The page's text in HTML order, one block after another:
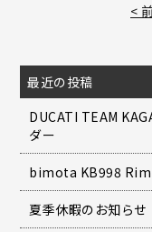
<
最近の投稿
DUCATI TEAM
ダー
bimota KB998
夏季休暇のお知らせ